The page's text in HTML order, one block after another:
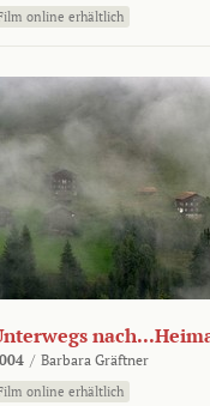
online erhältlich
/ Barbara Gräftner
online erhältlich